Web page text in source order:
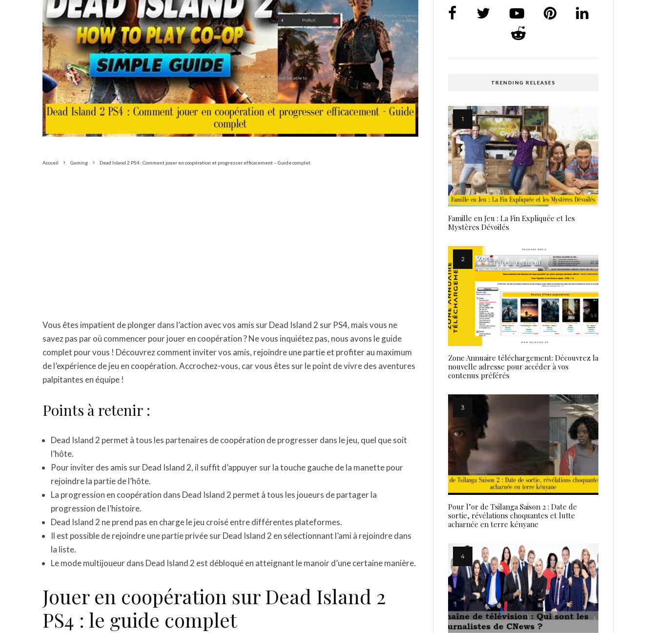
Accueil Gaming Dead Island 2 PS4 : Comment jouer en coopération et progresser efficacement – Guide complet
Vous êtes impatient de plonger dans l’action avec vos amis sur Dead Island 2 sur PS4, mais vous ne
savez pas par où commencer pour jouer en coopération ? Ne vous inquiétez pas, nous avons le guide
complet pour vous ! Découvrez comment inviter vos amis, rejoindre une partie et profiter au maximum
de l’expérience de jeu en coopération. Accrochez-vous, car vous êtes sur le point de vivre des aventures
palpitantes en équipe !
Points à retenir :
Dead Island 2 permet à tous les partenaires de coopération de progresser dans le jeu, quel que soit
l’hôte.
Pour inviter des amis sur Dead Island 2, il suffit d’appuyer sur la touche gauche de la manette pour
rejoindre la partie de l’hôte.
La progression en coopération dans Dead Island 2 permet à tous les joueurs de partager la
progression de l’histoire.
Dead Island 2 ne prend pas en charge le jeu croisé entre différentes plateformes.
Il est possible de rejoindre une partie privée sur Dead Island 2 en sélectionnant l’ami à rejoindre dans
la liste.
Le mode multijoueur dans Dead Island 2 est débloqué en atteignant le manoir d’une certaine manière.
Jouer en coopération sur Dead Island 2
PS4 : le guide complet
TRENDING RELEASES
Famille en Jeu : La Fin Expliquée et les
Mystères Dévoilés
Zone Annuaire téléchargement: Découvrez la
nouvelle adresse pour accéder à vos
contenus préférés
Pour l’or de Tsilanga Saison 2 : Date de
sortie, révélations choquantes et lutte
acharnée en terre kényane